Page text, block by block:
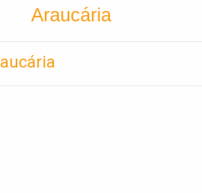
Araucária
Criar conta